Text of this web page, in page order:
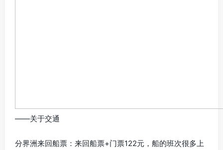
——关于交通
分界洲来回船票：来回船票+门票122元，船的班次很多上